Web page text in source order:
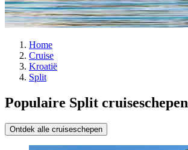
Home
Cruise
Kroatië
Split
Populaire Split cruiseschepen
Ontdek alle cruiseschepen